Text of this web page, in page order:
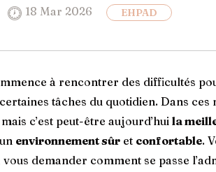
18 Mar 2026 EHPAD
à rencontrer des difficultés
tâches du quotidien. Dans ces
c’est peut-être aujourd’hui la
environnement sûr et confortable.
demander comment se passe